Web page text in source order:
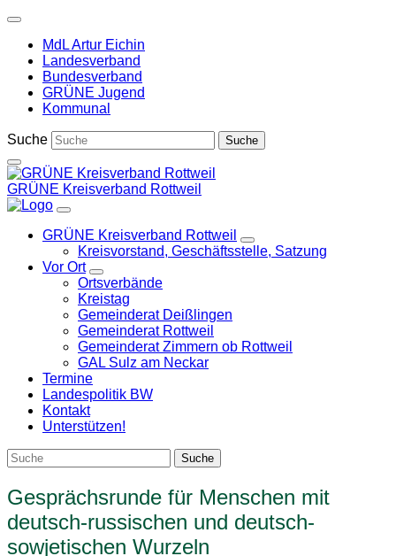
Weiter
Inhalt
MdL Artur Eichin
Landesverband
Bundesverband
GRÜNE Jugend
Kommunal
Suche
GRÜNE Kreisverband Rottweil
GRÜNE Kreisverband Rottweil
Zeige
Untermenü
Kreisvorstand, Geschäftsstelle, Satzung
Vor Ort
Zeige
Untermenü
Ortsverbände
Kreistag
Gemeinderat Deißlingen
Gemeinderat Rottweil
Gemeinderat Zimmern ob Rottweil
GAL Sulz am Neckar
Termine
Landespolitik BW
Kontakt
Unterstützen!
Gesprächsrunde für Menschen mit
deutsch-russischen und deutsch-
sowjetischen Wurzeln